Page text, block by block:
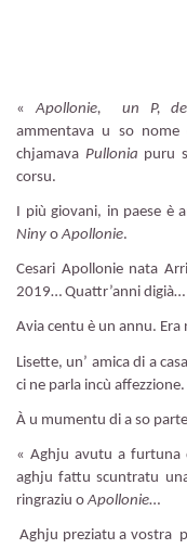
«Apollonie, un P,
ammentava u so
chjamava Pullonia puru
corsu.
I più giovani, in paese è
Niny oApollonie.
Cesari Apollonie nata
2019… Quattr’anni digià…
Avia centu è un annu. Era
Lisette, un’ amica di a
ci ne parla incù affezzione.
À u mumentu di a so
« Aghju avutu a furtuna
aghju fattu scuntratu
ringraziu oApollonie…
Aghju preziatu a vostra